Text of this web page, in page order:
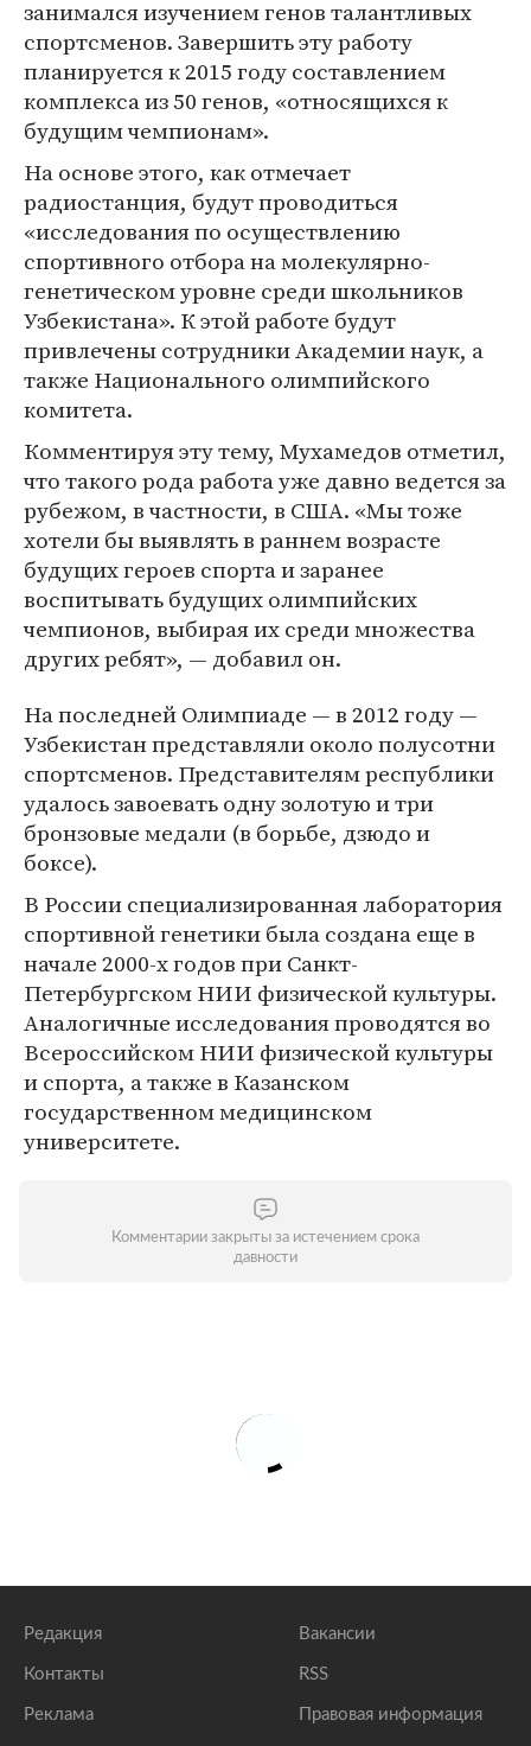
занимался изучением генов талантливых
спортсменов. Завершить эту работу
планируется к 2015 году составлением
комплекса из 50 генов, «относящихся к
будущим чемпионам».
На основе этого, как отмечает
радиостанция, будут проводиться
«исследования по осуществлению
спортивного отбора на молекулярно-
генетическом уровне среди школьников
Узбекистана». К этой работе будут
привлечены сотрудники Академии наук, а
также Национального олимпийского
комитета.
Комментируя эту тему, Мухамедов отметил,
что такого рода работа уже давно ведется за
рубежом, в частности, в США. «Мы тоже
хотели бы выявлять в раннем возрасте
будущих героев спорта и заранее
воспитывать будущих олимпийских
чемпионов, выбирая их среди множества
других ребят», — добавил он.
На последней Олимпиаде — в 2012 году —
Узбекистан представляли около полусотни
спортсменов. Представителям республики
удалось завоевать одну золотую и три
бронзовые медали (в борьбе, дзюдо и
боксе).
В России специализированная лаборатория
спортивной генетики была создана еще в
начале 2000-х годов при Санкт-
Петербургском НИИ физической культуры.
Аналогичные исследования проводятся во
Всероссийском НИИ физической культуры
и спорта, а также в Казанском
государственном медицинском
университете.
Комментарии закрыты за истечением срока
давности
Редакция
Контакты
Реклама
Вакансии
RSS
Правовая информация